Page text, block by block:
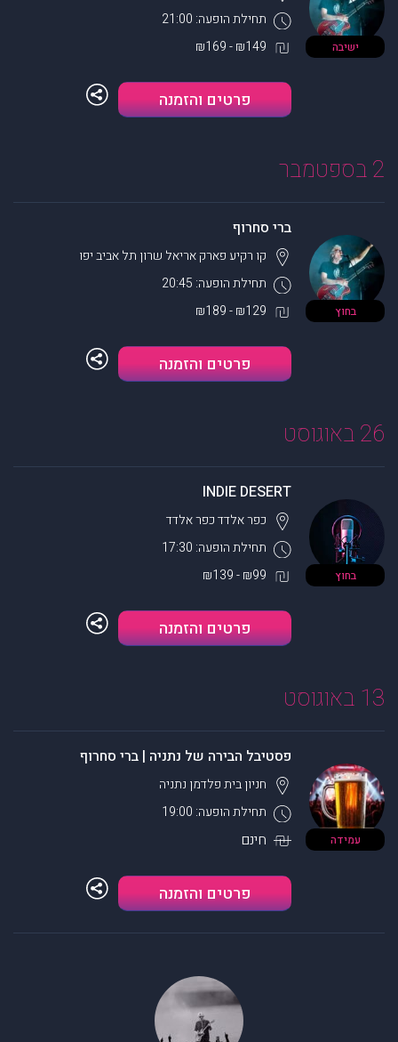
ישיבה
תחילת הופעה: 21:00
₪149 - ₪169
פרטים והזמנה
2 בספטמבר
בחוץ
ברי סחרוף
תחילת הופעה: 20:45
קו רקיע פארק אריאל שרון תל אביב יפו
₪129 - ₪189
פרטים והזמנה
26 באוגוסט
בחוץ
INDIE DESERT
תחילת הופעה: 17:30
כפר אלדדכפר אלדד
₪99 - ₪139
פרטים והזמנה
13 באוגוסט
עמידה
פסטיבל הבירה של נתניה | ברי סחרוף
תחילת הופעה: 19:00
חניון בית פלדמן נתניה
חינם
פרטים והזמנה